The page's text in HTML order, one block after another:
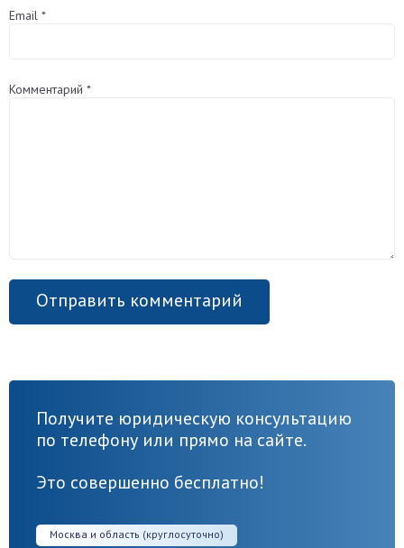
Email *
Комментарий *
Получите юридическую консультацию
по телефону или прямо на сайте.
Это совершенно бесплатно!
Москва и область (круглосуточно)